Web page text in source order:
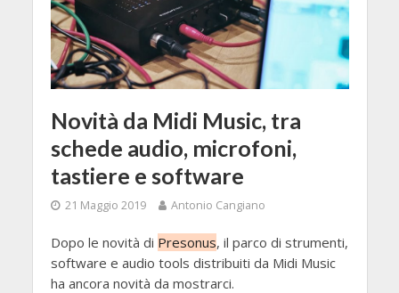
Novità da Midi Music, tra
schede audio, microfoni,
tastiere e software
21 Maggio 2019 Antonio Cangiano
Dopo le novità di Presonus, il parco di strumenti,
software e audio tools distribuiti da Midi Music
ha ancora novità da mostrarci.